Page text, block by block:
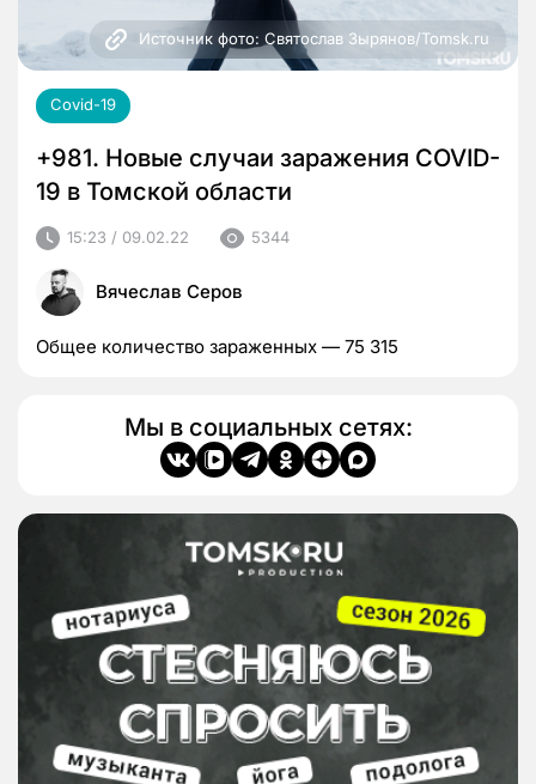
Источник фото: Святослав Зырянов/Tomsk.ru
Covid-19
+981. Новые случаи заражения COVID-
19 в Томской области
15:23 / 09.02.22 5344
Вячеслав Серов
Общее количество зараженных — 75 315
Мы в социальных сетях: